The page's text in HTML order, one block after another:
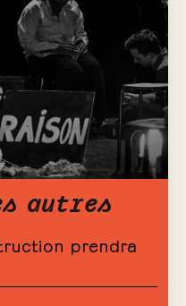
autres
prendra